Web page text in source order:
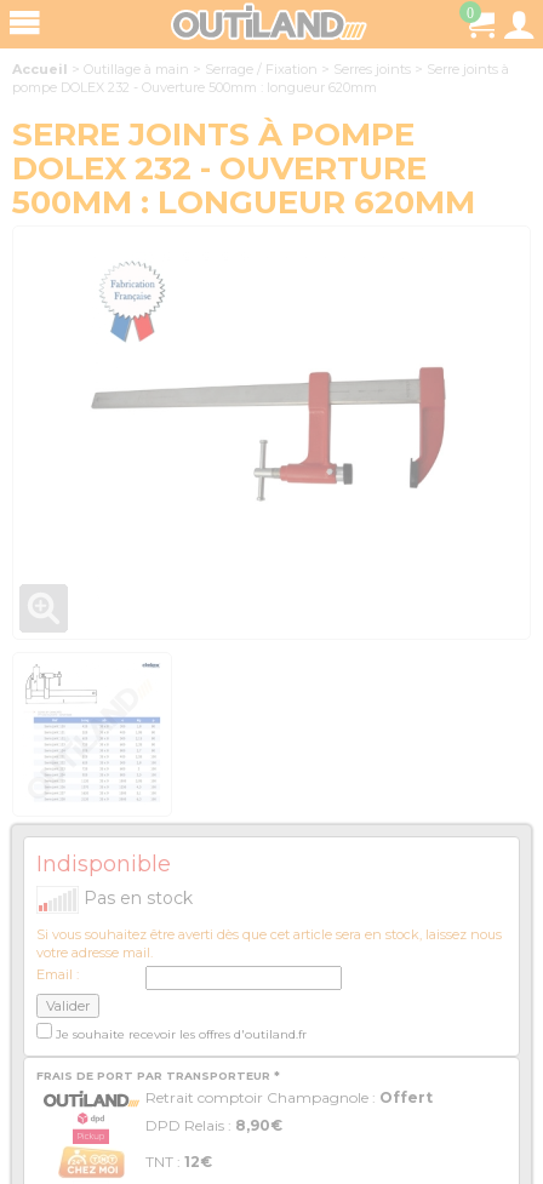
0
Accueil > Outillage à main > Serrage / Fixation > Serres joints > Serre joints à
pompe DOLEX 232 - Ouverture 500mm : longueur 620mm
SERRE JOINTS À POMPE
DOLEX 232 - OUVERTURE
500MM : LONGUEUR 620MM
Indisponible
Pas en stock
Si vous souhaitez être averti dès que cet article sera en stock, laissez nous
votre adresse mail.
Email :
Je souhaite recevoir les offres d'outiland.fr
FRAIS DE PORT PAR TRANSPORTEUR *
Retrait comptoir Champagnole : Offert
DPD Relais : 8,90€
TNT : 12€